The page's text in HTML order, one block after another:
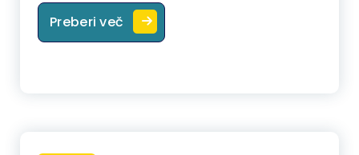
Preberi več Predbožična sveta maša in